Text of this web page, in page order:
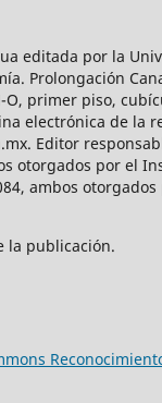
editada por la
Prolongación
primer piso,
electrónica de la
Editor
otorgados por el
ambos
la publicación.